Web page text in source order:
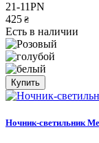
21-11PN
425 ₴
Есть в наличии
Купить
Ночник-светильник